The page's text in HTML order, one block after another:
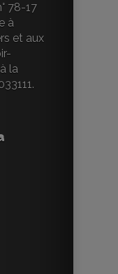
78-17
à
et aux
la